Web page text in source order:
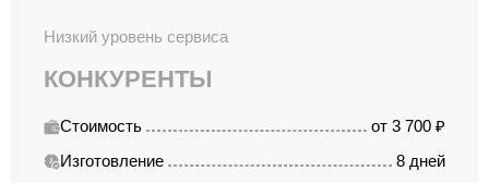
Низкий уровень сервиса
КОНКУРЕНТЫ
Стоимость
от 3 700 ₽
Изготовление
8 дней